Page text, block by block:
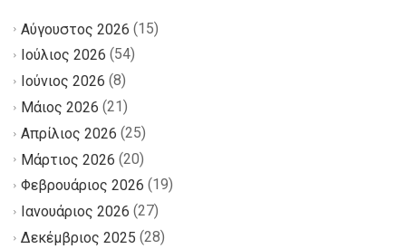
Αύγουστος 2026 (15)
Ιούλιος 2026 (54)
Ιούνιος 2026 (8)
Μάιος 2026 (21)
Απρίλιος 2026 (25)
Μάρτιος 2026 (20)
Φεβρουάριος 2026 (19)
Ιανουάριος 2026 (27)
Δεκέμβριος 2025 (28)